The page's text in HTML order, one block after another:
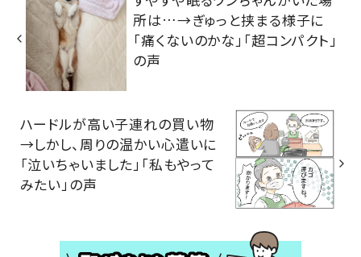
所は…→ぎゅっと挟まる様子に
「痛くないのかな」「超コンパクト」
の声
ハードルが高い子連れの買い物
→しかし、周りの温かい心遣いに
「泣いちゃいました」「私もやって
みたい」の声